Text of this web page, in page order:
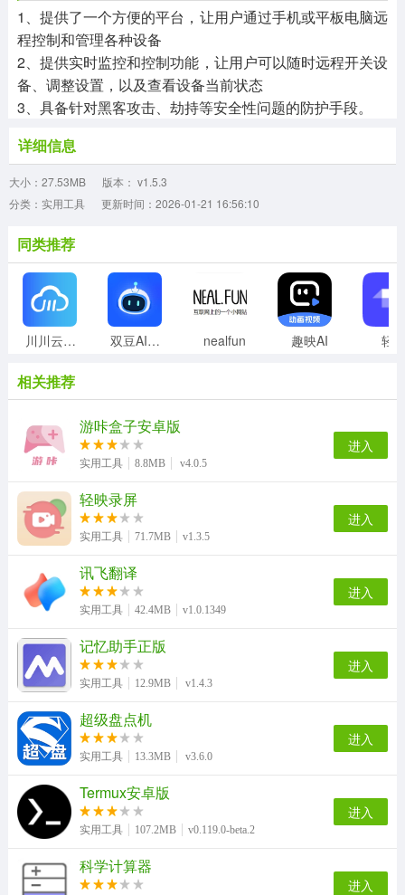
1、提供了一个方便的平台，让用户通过手机或平板电脑远
程控制和管理各种设备
2、提供实时监控和控制功能，让用户可以随时远程开关设
备、调整设置，以及查看设备当前状态
3、具备针对黑客攻击、劫持等安全性问题的防护手段。
详细信息
大小：27.53MB
版本： v1.5.3
分类：实用工具
更新时间：2026-01-21 16:56:10
同类推荐
川川云手机正版 双豆AI助手 nealfun 趣映AI 轻
相关推荐
游咔盒子安卓版
实用工具 8.8MB v4.0.5
进入
轻映录屏
实用工具 71.7MB v1.3.5
进入
讯飞翻译
实用工具 42.4MB v1.0.1349
进入
记忆助手正版
实用工具 12.9MB v1.4.3
进入
超级盘点机
实用工具 13.3MB v3.6.0
进入
Termux安卓版
实用工具 107.2MB v0.119.0-beta.2
进入
科学计算器
进入